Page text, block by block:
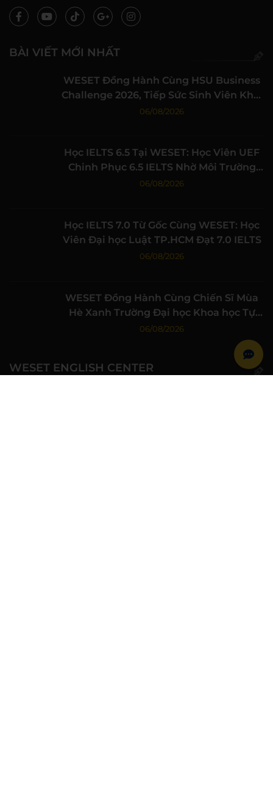
BÀI VIẾT MỚI NHẤT
WESET Đồng Hành Cùng HSU Business
Challenge 2026, Tiếp Sức Sinh Viên Khởi
Nghiệp
06/08/2026
Học IELTS 6.5 Tại WESET: Học Viên UEF
Chinh Phục 6.5 IELTS Nhờ Môi Trường
Học Tập Chất Lượng
06/08/2026
Học IELTS 7.0 Từ Gốc Cùng WESET: Học
Viên Đại học Luật TP.HCM Đạt 7.0 IELTS
06/08/2026
WESET Đồng Hành Cùng Chiến Sĩ Mùa
Hè Xanh Trường Đại học Khoa học Tự
nhiên, ĐHQG-HCM
06/08/2026
WESET ENGLISH CENTER